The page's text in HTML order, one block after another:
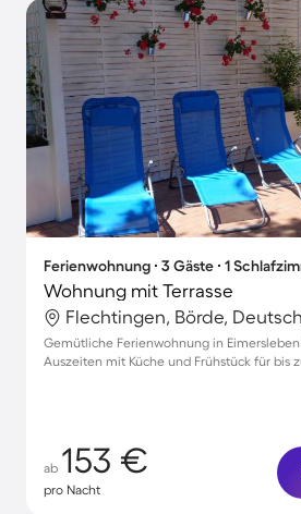
Ferienwohnung ∙ 3 Gäste ∙ 1
Wohnung mit Terrasse
Flechtingen, Börde,
Gemütliche Ferienwohnung in
Auszeiten mit Küche und Frühstück für bis
ab 153 €
pro Nacht